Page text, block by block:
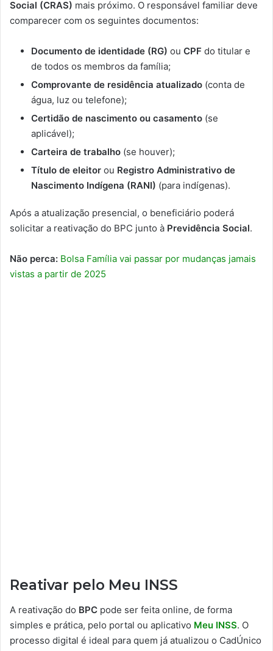
Social (CRAS) mais próximo. O responsável familiar deve
comparecer com os seguintes documentos:
Documento de identidade (RG) ou CPF do titular e
de todos os membros da família;
Comprovante de residência atualizado (conta de
água, luz ou telefone);
Certidão de nascimento ou casamento (se
aplicável);
Carteira de trabalho (se houver);
Título de eleitor ou Registro Administrativo de
Nascimento Indígena (RANI) (para indígenas).
Após a atualização presencial, o beneficiário poderá
solicitar a reativação do BPC junto à Previdência Social.
Não perca: Bolsa Família vai passar por mudanças jamais
vistas a partir de 2025
Reativar pelo Meu INSS
A reativação do BPC pode ser feita online, de forma
simples e prática, pelo portal ou aplicativo Meu INSS. O
processo digital é ideal para quem já atualizou o CadÚnico